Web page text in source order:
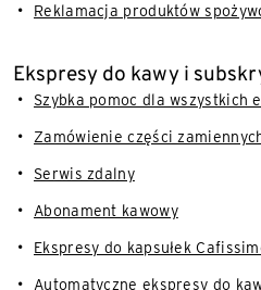
Reklamacja produktów
Ekspresy do kawy i
Szybka pomoc dla wszystkich
Zamówienie części
Serwis zdalny
Abonament kawowy
Ekspresy do kapsułek
Automatyczne ekspresy do